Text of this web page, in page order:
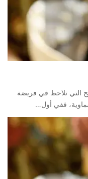
التي تلاحظ في فريضة
ففي أول…